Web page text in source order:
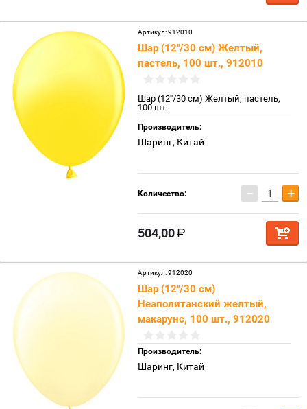
Артикул:912010
Шар (12''/30 см) Желтый,
пастель, 100 шт., 912010
Шар (12''/30 см) Желтый, пастель,
100 шт.
Производитель:
Шаринг, Китай
Количество: − +
504,00
Артикул:912020
Шар (12''/30 см)
Неаполитанский желтый,
макарунс, 100 шт., 912020
Производитель:
Шаринг, Китай